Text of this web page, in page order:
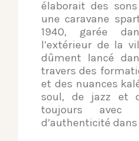
élaborait des
une caravane
1940, garée
l’extérieur de la
dûment lancé
travers des
et des nuances
soul, de jazz et
toujours avec
d’authenticité dans